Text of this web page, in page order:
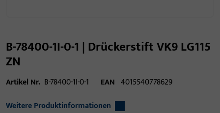
B-78400-1I-0-1 | Drückerstift VK9 LG115
ZN
Artikel Nr. B-78400-1I-0-1 EAN 4015540778629
Weitere Produktinformationen